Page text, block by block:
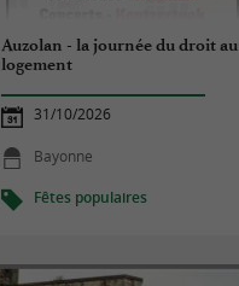
Auzolan - la journée du droit au
logement
31/10/2026
Bayonne
Fêtes populaires